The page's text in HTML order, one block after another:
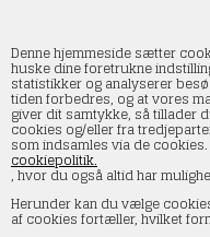
Denne hjemmeside sætter
huske dine foretrukne
statistikker og analyserer
tiden forbedres, og at vores
giver dit samtykke, så tillader
cookies og/eller fra
som indsamles via de
cookiepolitik.
, hvor du også altid har
Herunder kan du vælge
af cookies fortæller, hvilket
Viessmann
Forside»Figurer»
I kategorien Viessmann
brede udvalg af eMotion
skabe liv på banen, og